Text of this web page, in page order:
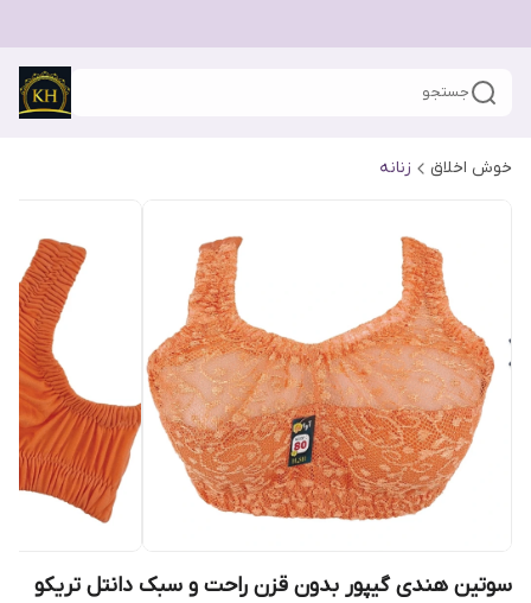
جستجو
خوش اخلاق زنانه
سوتین هندی گیپور بدون قزن راحت و سبک دانتل تریکو